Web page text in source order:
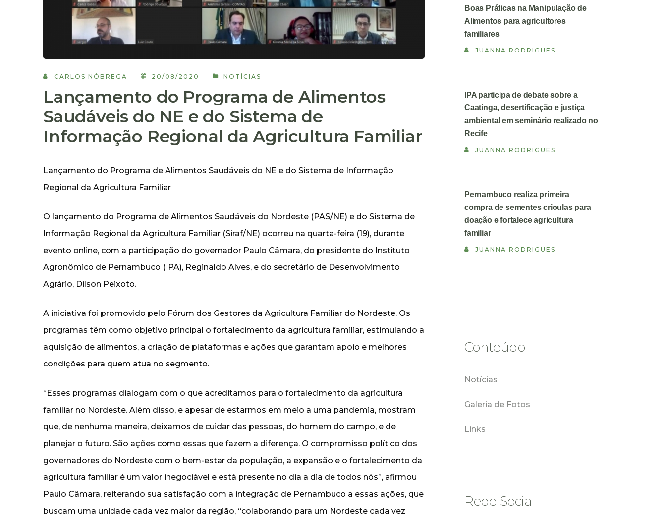
CARLOS NÓBREGA 20/08/2020 NOTÍCIAS
Lançamento do Programa de Alimentos
Saudáveis do NE e do Sistema de
Informação Regional da Agricultura Familiar
Lançamento do Programa de Alimentos Saudáveis do NE e do Sistema de Informação
Regional da Agricultura Familiar
O lançamento do Programa de Alimentos Saudáveis do Nordeste (PAS/NE) e do Sistema de
Informação Regional da Agricultura Familiar (Siraf/NE) ocorreu na quarta-feira (19), durante
evento online, com a participação do governador Paulo Câmara, do presidente do Instituto
Agronômico de Pernambuco (IPA), Reginaldo Alves, e do secretário de Desenvolvimento
Agrário, Dilson Peixoto.
A iniciativa foi promovido pelo Fórum dos Gestores da Agricultura Familiar do Nordeste. Os
programas têm como objetivo principal o fortalecimento da agricultura familiar, estimulando a
aquisição de alimentos, a criação de plataformas e ações que garantam apoio e melhores
condições para quem atua no segmento.
“Esses programas dialogam com o que acreditamos para o fortalecimento da agricultura
familiar no Nordeste. Além disso, e apesar de estarmos em meio a uma pandemia, mostram
que, de nenhuma maneira, deixamos de cuidar das pessoas, do homem do campo, e de
planejar o futuro. São ações como essas que fazem a diferença. O compromisso político dos
governadores do Nordeste com o bem-estar da população, a expansão e o fortalecimento da
agricultura familiar é um valor inegociável e está presente no dia a dia de todos nós”, afirmou
Paulo Câmara, reiterando sua satisfação com a integração de Pernambuco a essas ações, que
buscam uma unidade cada vez maior da região, “colaborando para um Nordeste cada vez
Boas Práticas na Manipulação de
Alimentos para agricultores
familiares
JUANNA RODRIGUES
IPA participa de debate sobre a
Caatinga, desertificação e justiça
ambiental em seminário realizado no
Recife
JUANNA RODRIGUES
Pernambuco realiza primeira
compra de sementes crioulas para
doação e fortalece agricultura
familiar
JUANNA RODRIGUES
Conteúdo
Notícias
Galeria de Fotos
Links
Rede Social